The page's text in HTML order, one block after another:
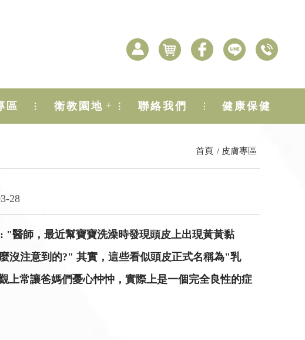
區 衛教園地 + 聯絡我們 健康保健
首頁 皮膚專區
28
"醫師，最近幫寶寶洗澡時發現頭皮上出現黃黃黏
沒注意到的?" 其實，這些看似頭皮正式名稱為"乳
上常讓爸媽們憂心忡忡，實際上是一個完全良性的症